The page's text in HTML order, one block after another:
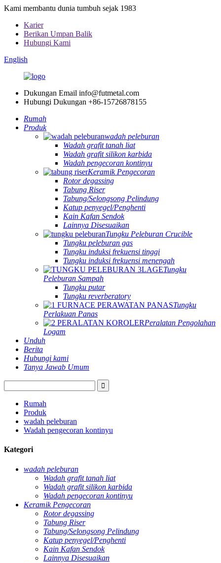
Kami membantu dunia tumbuh sejak 1983
Karier
Berikan Umpan Balik
Hubungi Kami
English
Dukungan Email info@futmetal.com
Hubungi Dukungan +86-15726878155
Rumah
Produk
wadah peleburan
Wadah grafit tanah liat
Wadah grafit silikon karbida
Wadah pengecoran kontinyu
Keramik Pengecoran
Rotor degassing
Tabung Riser
Tabung/Selongsong Pelindung
Katup penyegel/Penghenti
Kain Kafan Sendok
Lainnya Disesuaikan
Tungku Peleburan Crucible
Tungku peleburan gas
Tungku induksi frekuensi tinggi
Tungku induksi frekuensi menengah
Tungku
Peleburan Sampah
Tungku putar
Tungku reverberatory
Tungku
Perlakuan Panas
Peralatan Pengolahan
Logam
Unduh
Berita
Hubungi kami
Tanya Jawab Umum
Rumah
Produk
wadah peleburan
Wadah pengecoran kontinyu
Kategori
wadah peleburan
Wadah grafit tanah liat
Wadah grafit silikon karbida
Wadah pengecoran kontinyu
Keramik Pengecoran
Rotor degassing
Tabung Riser
Tabung/Selongsong Pelindung
Katup penyegel/Penghenti
Kain Kafan Sendok
Lainnya Disesuaikan